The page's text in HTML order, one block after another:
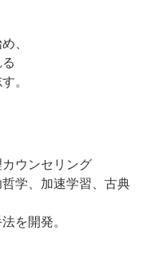
、
。
ウンセリング
学、加速学習、古典
を開発。